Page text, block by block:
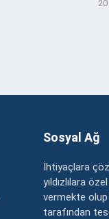
Sosyal Ağ
İhtiyaçlara
yıldızlılara
vermekte
tarafından